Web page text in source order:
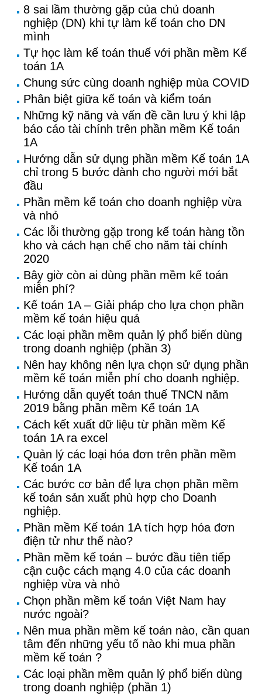
8 sai lầm thường gặp của chủ doanh
nghiệp (DN) khi tự làm kế toán cho DN
mình
Tự học làm kế toán thuế với phần mềm Kế
toán 1A
Chung sức cùng doanh nghiệp mùa COVID
Phân biệt giữa kế toán và kiểm toán
Những kỹ năng và vấn đề cần lưu ý khi lập
báo cáo tài chính trên phần mềm Kế toán
1A
Hướng dẫn sử dụng phần mềm Kế toán 1A
chỉ trong 5 bước dành cho người mới bắt
đầu
Phần mềm kế toán cho doanh nghiệp vừa
và nhỏ
Các lỗi thường gặp trong kế toán hàng tồn
kho và cách hạn chế cho năm tài chính
2020
Bây giờ còn ai dùng phần mềm kế toán
miễn phí?
Kế toán 1A – Giải pháp cho lựa chọn phần
mềm kế toán hiệu quả
Các loại phần mềm quản lý phổ biến dùng
trong doanh nghiệp (phần 3)
Nên hay không nên lựa chọn sử dụng phần
mềm kế toán miễn phí cho doanh nghiệp.
Hướng dẫn quyết toán thuế TNCN năm
2019 bằng phần mềm Kế toán 1A
Cách kết xuất dữ liệu từ phần mềm Kế
toán 1A ra excel
Quản lý các loại hóa đơn trên phần mềm
Kế toán 1A
Các bước cơ bản để lựa chọn phần mềm
kế toán sản xuất phù hợp cho Doanh
nghiệp.
Phần mềm Kế toán 1A tích hợp hóa đơn
điện tử như thế nào?
Phần mềm kế toán – bước đầu tiên tiếp
cận cuộc cách mạng 4.0 của các doanh
nghiệp vừa và nhỏ
Chọn phần mềm kế toán Việt Nam hay
nước ngoài?
Nên mua phần mềm kế toán nào, cần quan
tâm đến những yếu tố nào khi mua phần
mềm kế toán ?
Các loại phần mềm quản lý phổ biến dùng
trong doanh nghiệp (phần 1)